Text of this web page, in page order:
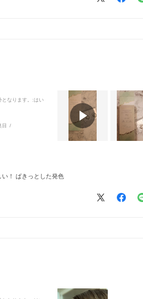
なります。 :はい
目
！ ぱきっとした発色